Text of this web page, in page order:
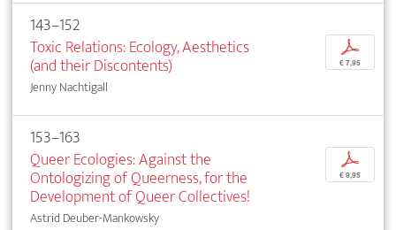
143–152
Toxic Relations: Ecology, Aesthetics
(and their Discontents)
Jenny Nachtigall
p
€ 7,95
153–163
Queer Ecologies: Against the
Ontologizing of Queerness, for the
Development of Queer Collectives!
Astrid Deuber-Mankowsky
p
€ 9,95